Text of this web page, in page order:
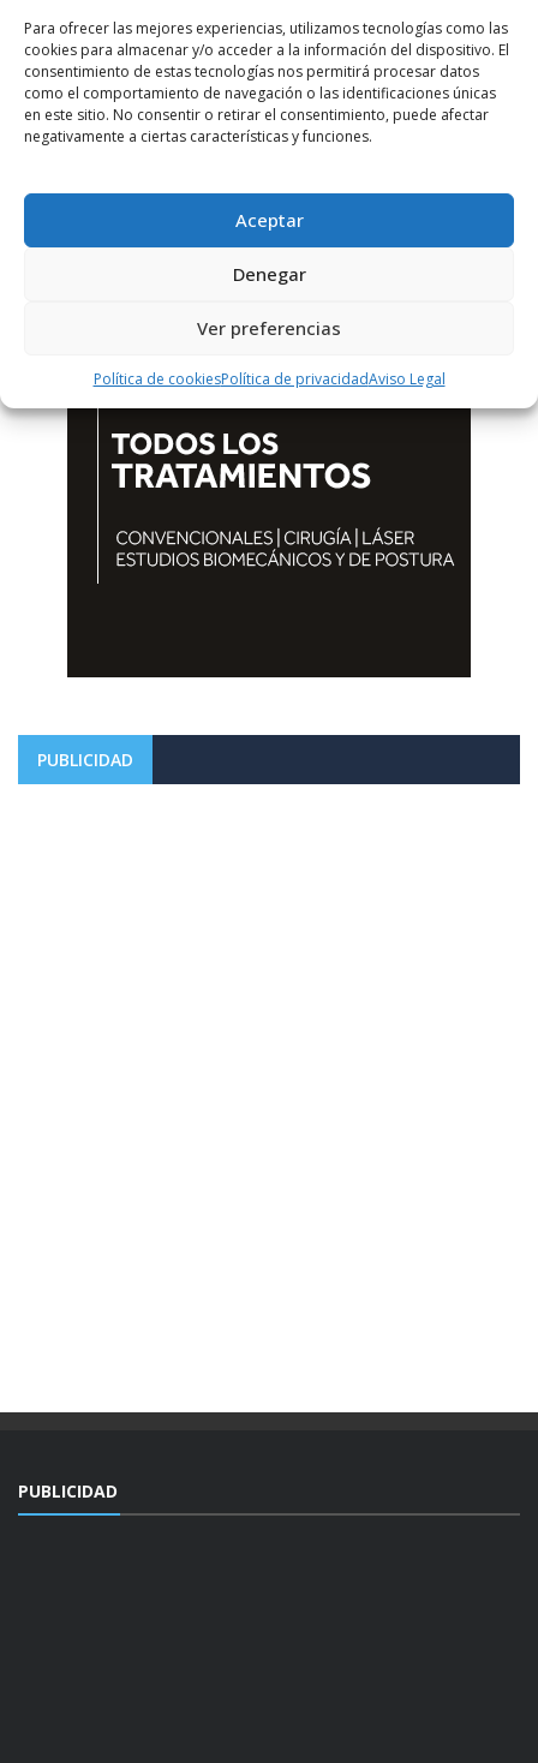
Para ofrecer las mejores experiencias, utilizamos tecnologías como las
cookies para almacenar y/o acceder a la información del dispositivo. El
consentimiento de estas tecnologías nos permitirá procesar datos
como el comportamiento de navegación o las identificaciones únicas
en este sitio. No consentir o retirar el consentimiento, puede afectar
negativamente a ciertas características y funciones.
Aceptar
Denegar
Ver preferencias
Política de cookiesPolítica de privacidadAviso Legal
PUBLICIDAD
PUBLICIDAD